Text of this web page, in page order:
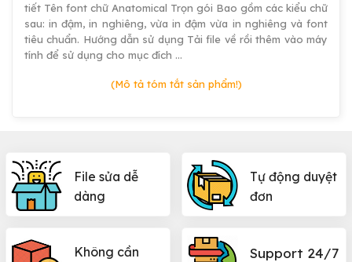
tiết Tên font chữ Anatomical Trọn gói Bao gồm các kiểu chữ
sau: in đậm, in nghiêng, vừa in đậm vừa in nghiêng và font
tiêu chuẩn. Hướng dẫn sử dụng Tải file về rồi thêm vào máy
tính để sử dụng cho mục đích …
(Mô tả tóm tắt sản phẩm!)
File sửa dễ
dàng
Tự động duyệt
đơn
Không cần
Support 24/7